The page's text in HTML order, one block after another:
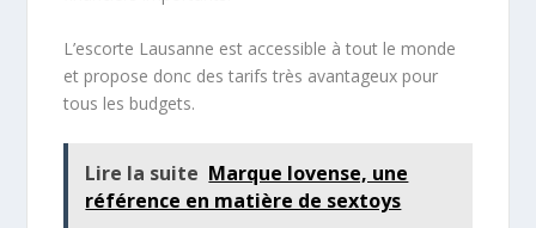
L’escorte Lausanne est accessible à tout le monde
et propose donc des tarifs très avantageux pour
tous les budgets.
Lire la suite Marque lovense, une
référence en matière de sextoys